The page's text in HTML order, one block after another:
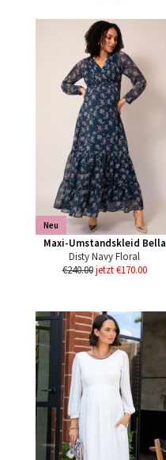
Neu
Maxi-Umstandskleid Bella
Disty Navy Floral
€240.00 jetzt €170.00